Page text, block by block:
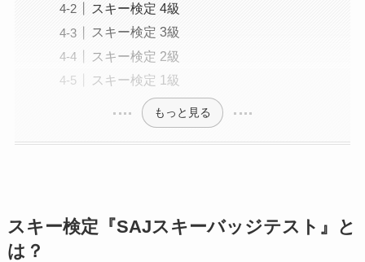
スキー検定 4級
スキー検定 3級
スキー検定 2級
スキー検定 1級
もっと見る
スキー検定『SAJスキーバッジテスト』と
は？